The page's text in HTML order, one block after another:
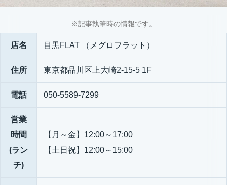
※記事執筆時の情報です。
店名 目黒FLAT （メグロフラット）
住所 東京都品川区上大崎2-15-5 1F
電話 050-5589-7299
営業
時間
(ラン
チ)
【月～金】12:00～17:00
【土日祝】12:00～15:00